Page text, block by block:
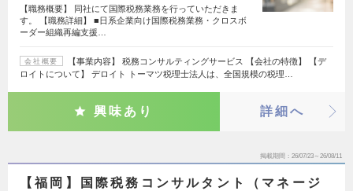
【職務概要】 同社にて国際税務業務を行っていただきま
す。 【職務詳細】 ■日系企業向け国際税務業務・クロスボ
ーダー組織再編支援…
会社概要
【事業内容】 税務コンサルティングサービス 【会社の特徴】 【デ
ロイトについて】 デロイト トーマツ税理士法人は、全国規模の税理…
興味あり 詳細へ
掲載期間 26/07/23～26/08/11
【福岡】国際税務コンサルタント（マネージ